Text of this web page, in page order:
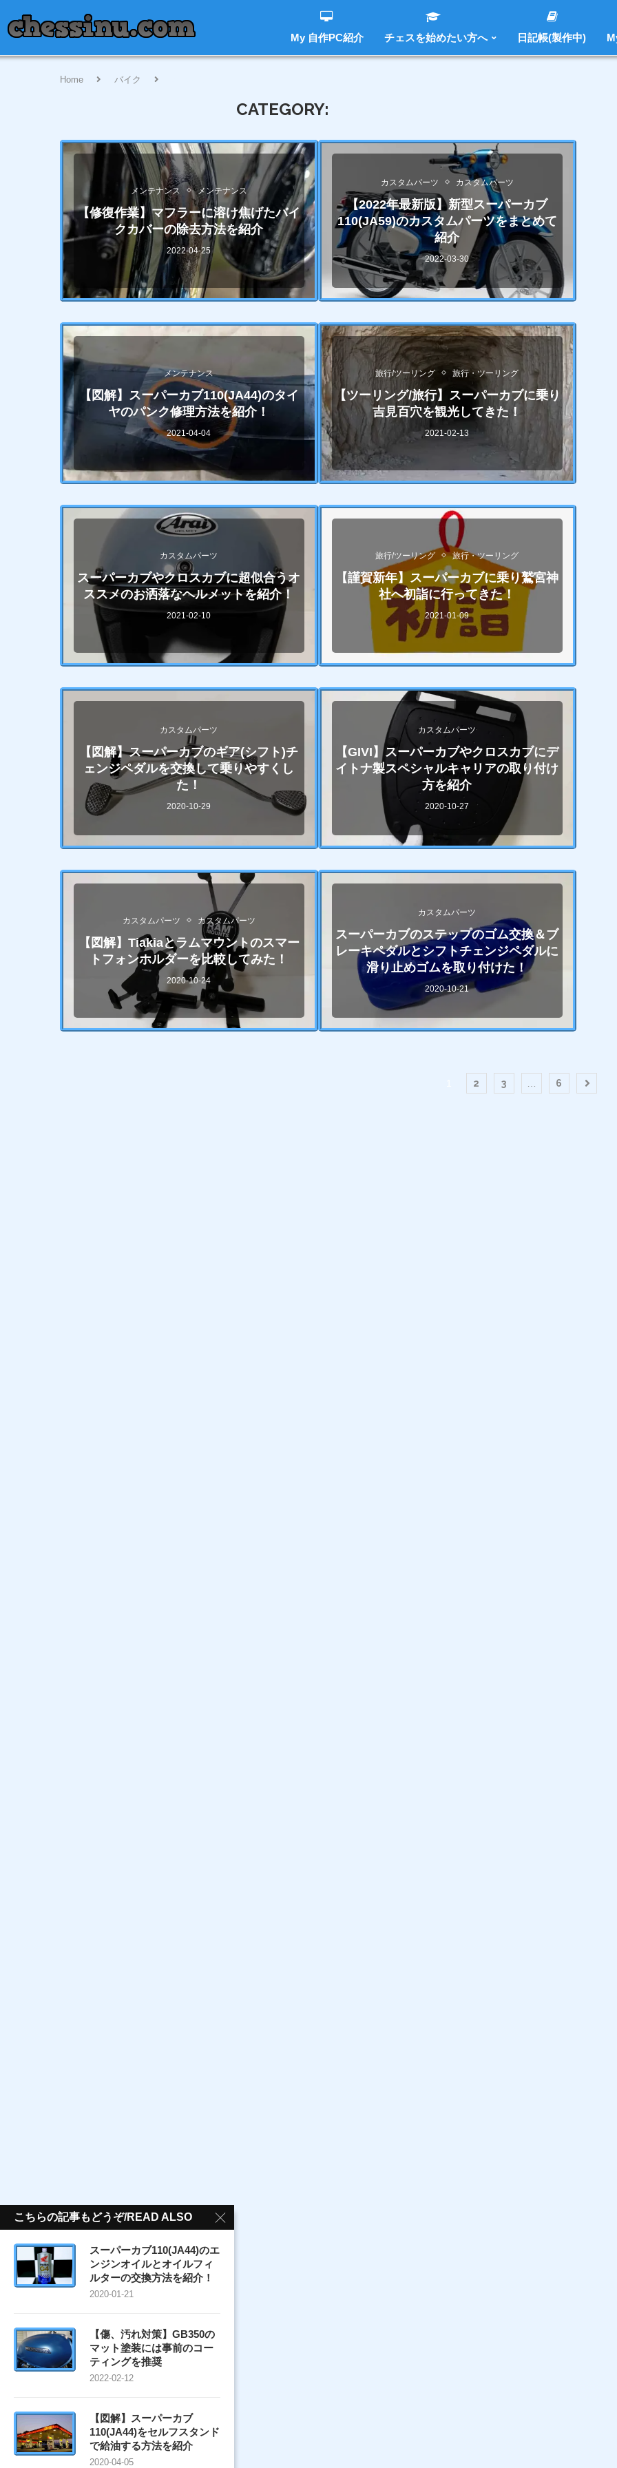
My 自作PC紹介 チェスを始めたい方へ 日記帳(製作中)
Home バイク
CATEGORY:
メンテナンス メンテナンス
【修復作業】マフラーに溶け焦げたバイ
クカバーの除去方法を紹介
2022-04-25
カスタムパーツ カスタムパーツ
【2022年最新版】新型スーパーカブ
110(JA59)のカスタムパーツをまとめて
紹介
2022-03-30
メンテナンス
【図解】スーパーカブ110(JA44)のタイ
ヤのパンク修理方法を紹介！
2021-04-04
旅行/ツーリング 旅行・ツーリング
【ツーリング/旅行】スーパーカブに乗り
吉見百穴を観光してきた！
2021-02-13
カスタムパーツ
スーパーカブやクロスカブに超似合うオ
ススメのお洒落なヘルメットを紹介！
2021-02-10
旅行/ツーリング 旅行・ツーリング
【謹賀新年】スーパーカブに乗り鷲宮神
社へ初詣に行ってきた！
2021-01-09
カスタムパーツ
【図解】スーパーカブのギア(シフト)チ
ェンジペダルを交換して乗りやすくし
た！
2020-10-29
カスタムパーツ
【GIVI】スーパーカブやクロスカブにデ
イトナ製スペシャルキャリアの取り付け
方を紹介
2020-10-27
カスタムパーツ カスタムパーツ
【図解】Tiakiaとラムマウントのスマー
トフォンホルダーを比較してみた！
2020-10-24
カスタムパーツ
スーパーカブのステップのゴム交換＆ブ
レーキペダルとシフトチェンジペダルに
滑り止めゴムを取り付けた！
2020-10-21
2 3 6
こちらの記事もどうぞ/READ ALSO
スーパーカブ110(JA44)のエ
ンジンオイルとオイルフィ
ルターの交換方法を紹介！
2020-01-21
【傷、汚れ対策】GB350の
マット塗装には事前のコー
ティングを推奨
2022-02-12
【図解】スーパーカブ
110(JA44)をセルフスタンド
で給油する方法を紹介
2020-04-05